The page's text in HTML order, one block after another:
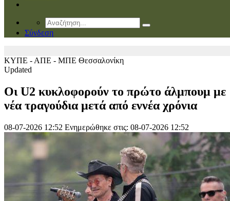
Σύνδεση
ΚΥΠΕ - ΑΠΕ - ΜΠΕ Θεσσαλονίκη
Updated
Οι U2 κυκλοφορούν το πρώτο άλμπουμ με
νέα τραγούδια μετά από εννέα χρόνια
08-07-2026 12:52 Ενημερώθηκε στις: 08-07-2026 12:52